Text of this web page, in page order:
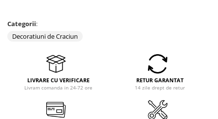
Categorii:
Decoratiuni de Craciun
LIVRARE CU VERIFICARE
Livram comanda in 24-72 ore
RETUR GARANTAT
14 zile drept de retur